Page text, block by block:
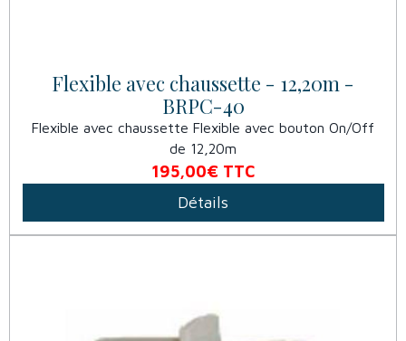
Flexible avec chaussette - 12,20m -
BRPC-40
Flexible avec chaussette Flexible avec bouton On/Off
de 12,20m
195,00€ TTC
Détails